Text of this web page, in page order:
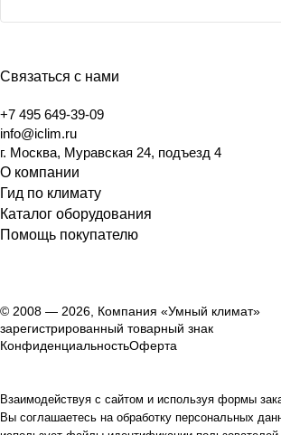
Связаться с нами
+7 495 649-39-09
info@iclim.ru
г. Москва, Муравская 24, подъезд 4
О компании
Гид по климату
Каталог оборудования
Помощь покупателю
© 2008 — 2026, Компания «Умный климат»
зарегистрированный товарный знак
КонфиденциальностьОферта
Взаимодействуя с сайтом и используя формы
Вы соглашаетесь на обработку персональных